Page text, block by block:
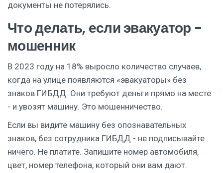
документы не потерялись.
Что делать, если эвакуатор -
мошенник
В 2023 году на 18% выросло количество случаев,
когда на улице появляются «эвакуаторы» без
знаков ГИБДД. Они требуют деньги прямо на месте
- и увозят машину. Это мошенничество.
Если вы видите машину без опознавательных
знаков, без сотрудника ГИБДД - не подписывайте
ничего. Не платите. Запишите номер автомобиля,
цвет, номер телефона, который они вам дают.